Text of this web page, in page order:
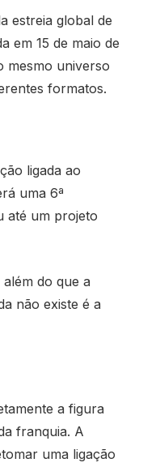
estreia global de
em 15 de maio de
mesmo universo
formatos.
ligada ao
uma 6ª
até um projeto
do que a
não existe é a
a figura
franquia. A
uma ligação